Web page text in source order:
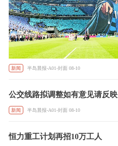
新闻 半岛晨报-A01-封面 08-10
公交线路拟调整如有意见请反映
新闻 半岛晨报-A01-封面 08-10
恒力重工计划再招10万工人